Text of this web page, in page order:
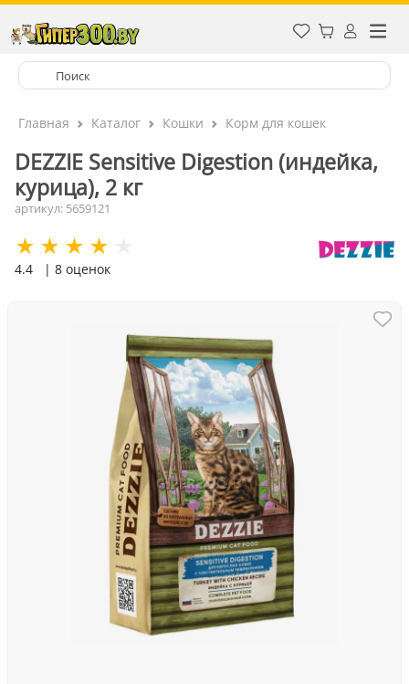
Главная Каталог Кошки Корм для кошек
DEZZIE Sensitive Digestion (индейка,
курица), 2 кг
артикул: 5659121
4.4 | 8 оценок